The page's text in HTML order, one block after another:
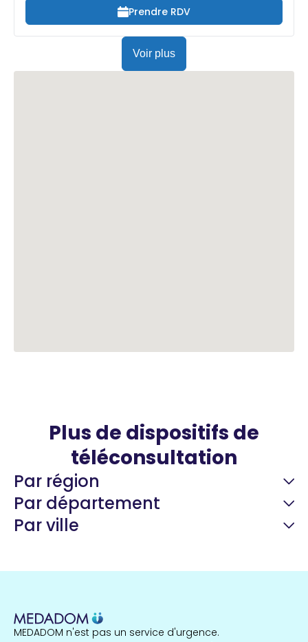
Prendre RDV
Voir plus
Plus de dispositifs de
téléconsultation
Par région
Par département
Par ville
MEDADOM n'est pas un service d'urgence.